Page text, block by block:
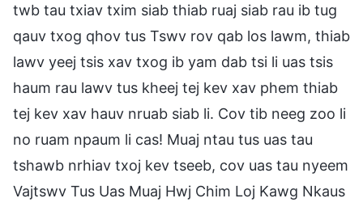
twb tau txiav txim siab thiab ruaj siab rau ib tug
qauv txog qhov tus Tswv rov qab los lawm, thiab
lawv yeej tsis xav txog ib yam dab tsi li uas tsis
haum rau lawv tus kheej tej kev xav phem thiab
tej kev xav hauv nruab siab li. Cov tib neeg zoo li
no ruam npaum li cas! Muaj ntau tus uas tau
tshawb nrhiav txoj kev tseeb, cov uas tau nyeem
Vajtswv Tus Uas Muaj Hwj Chim Loj Kawg Nkaus